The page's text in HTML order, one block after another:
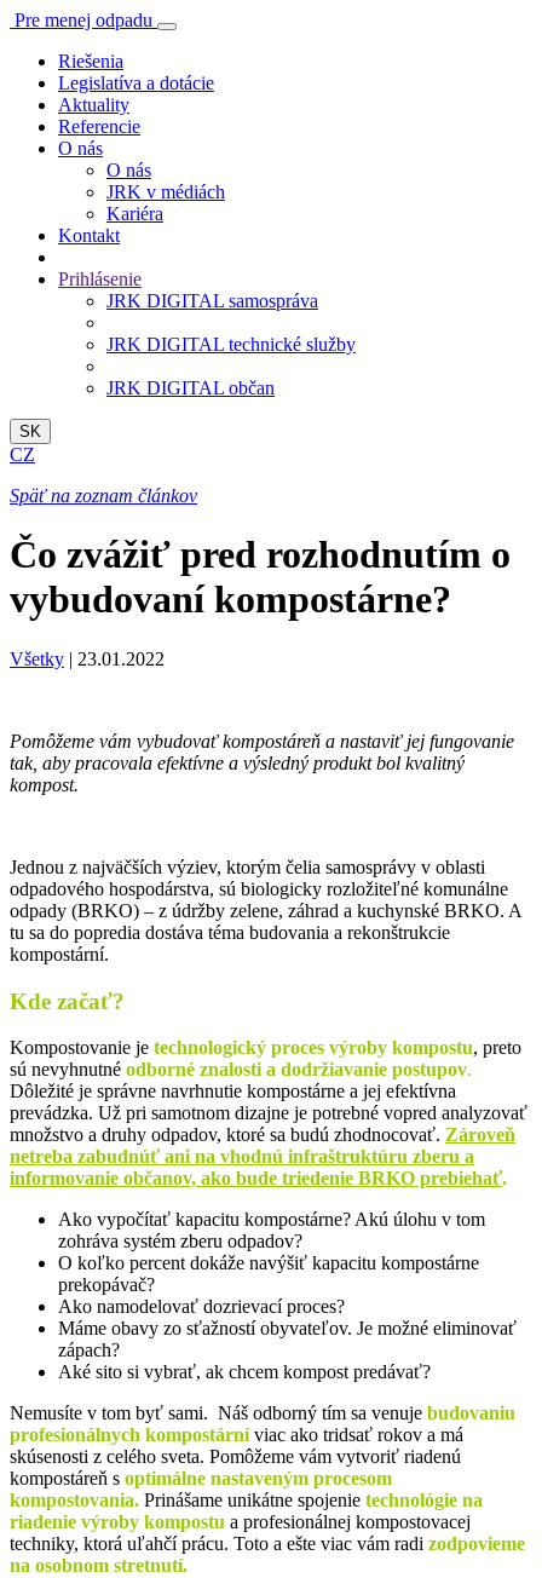
Pre menej odpadu
Riešenia
Legislatíva a dotácie
Aktuality
Referencie
O nás
O nás
JRK v médiách
Kariéra
Kontakt
Prihlásenie
JRK DIGITAL samospráva
JRK DIGITAL technické služby
JRK DIGITAL občan
SK
CZ
Späť na zoznam článkov
Čo zvážiť pred rozhodnutím o
vybudovaní kompostárne?
Všetky | 23.01.2022
Pomôžeme vám vybudovať kompostáreň a nastaviť jej fungovanie
tak, aby pracovala efektívne a výsledný produkt bol kvalitný
kompost.
Jednou z najväčších výziev, ktorým čelia samosprávy v oblasti
odpadového hospodárstva, sú biologicky rozložiteľné komunálne
odpady (BRKO) – z údržby zelene, záhrad a kuchynské BRKO. A
tu sa do popredia dostáva téma budovania a rekonštrukcie
kompostární.
Kde začať?
Kompostovanie je technologický proces výroby kompostu, preto
sú nevyhnutné odborné znalosti a dodržiavanie postupov.
Dôležité je správne navrhnutie kompostárne a jej efektívna
prevádzka. Už pri samotnom dizajne je potrebné vopred analyzovať
množstvo a druhy odpadov, ktoré sa budú zhodnocovať. Zároveň
netreba zabudnúť ani na vhodnú infraštruktúru zberu a
informovanie občanov, ako bude triedenie BRKO prebiehať.
Ako vypočítať kapacitu kompostárne? Akú úlohu v tom
zohráva systém zberu odpadov?
O koľko percent dokáže navýšiť kapacitu kompostárne
prekopávač?
Ako namodelovať dozrievací proces?
Máme obavy zo sťažností obyvateľov. Je možné eliminovať
zápach?
Aké sito si vybrať, ak chcem kompost predávať?
Nemusíte v tom byť sami. Náš odborný tím sa venuje budovaniu
profesionálnych kompostárníviac ako tridsať rokov a má
skúsenosti z celého sveta. Pomôžeme vám vytvoriť riadenú
kompostáreň s optimálne nastaveným procesom
kompostovania. Prinášame unikátne spojenie technológie na
riadenie výroby kompostu a profesionálnej kompostovacej
techniky, ktorá uľahčí prácu. Toto a ešte viac vám radi zodpovieme
na osobnom stretnutí.